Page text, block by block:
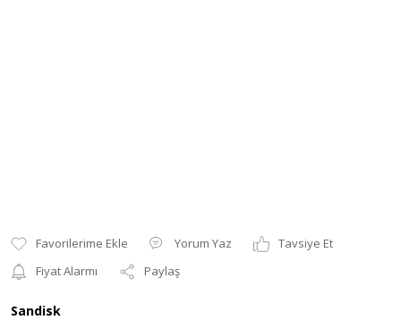
Yorum Yaz
Tavsiye Et
Fiyat Alarmı
Paylaş
Sandisk